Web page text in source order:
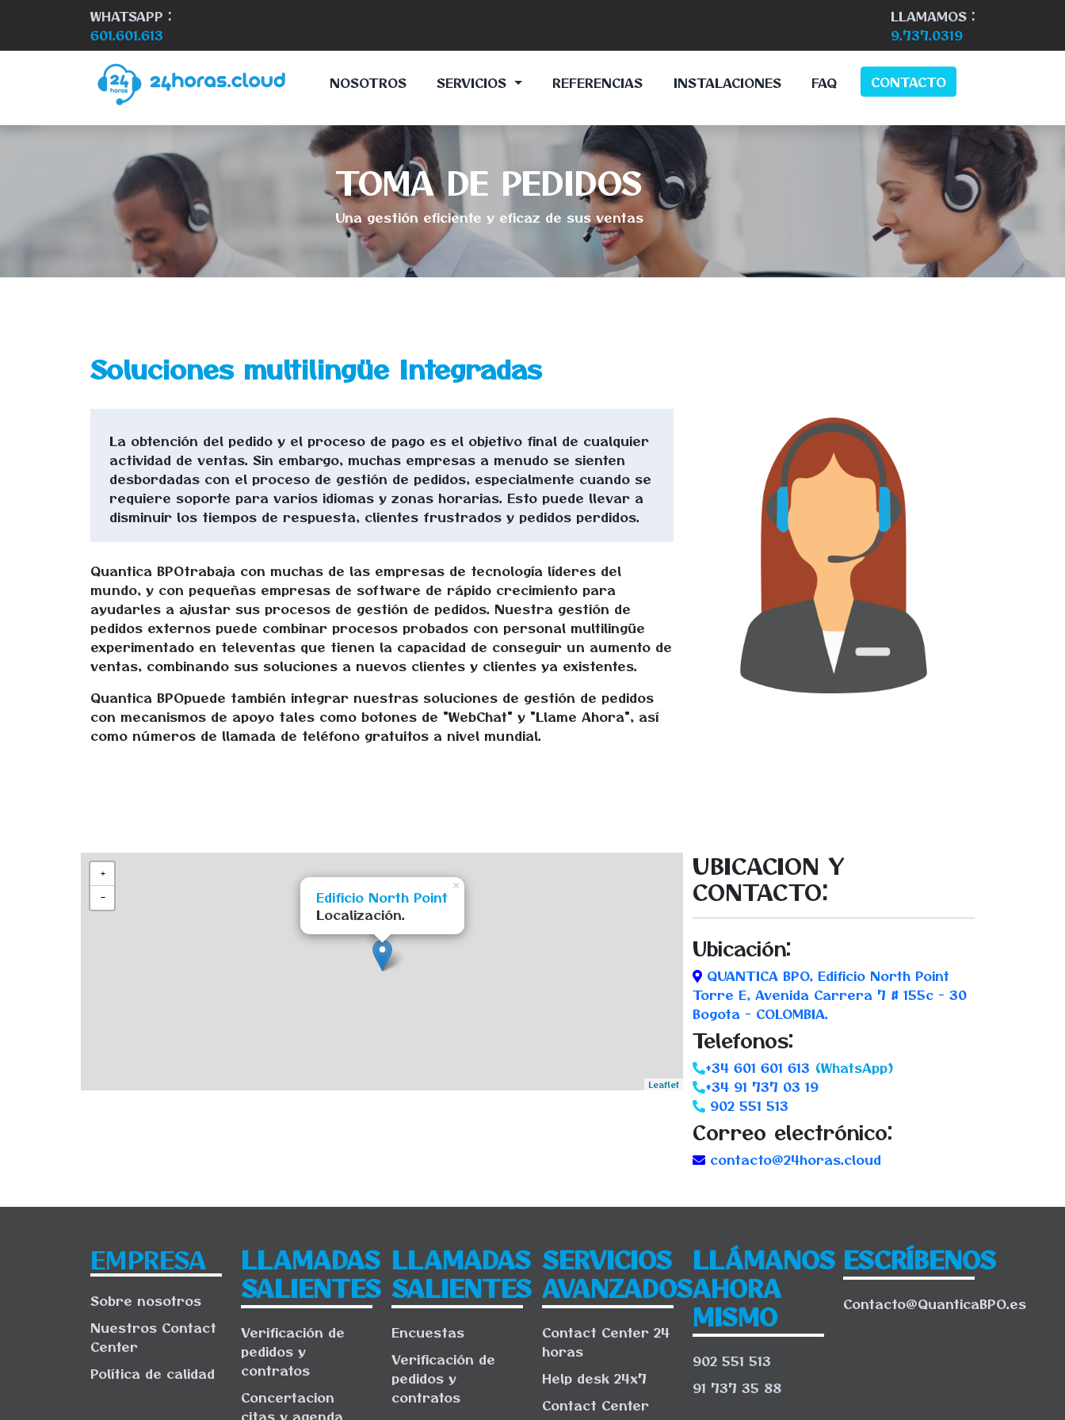
WHATSAPP :
601.601.613
LLAMAMOS :
9.737.0319
NOSOTROS SERVICIOS REFERENCIAS INSTALACIONES FAQ CONTACTO
TOMA DE PEDIDOS
Una gestión eficiente y eficaz de sus ventas
Soluciones multilingüe Integradas
La obtención del pedido y el proceso de pago es el objetivo final de cualquier
actividad de ventas. Sin embargo, muchas empresas a menudo se sienten
desbordadas con el proceso de gestión de pedidos, especialmente cuando se
requiere soporte para varios idiomas y zonas horarias. Esto puede llevar a
disminuir los tiempos de respuesta, clientes frustrados y pedidos perdidos.
Quantica BPOtrabaja con muchas de las empresas de tecnología líderes del
mundo, y con pequeñas empresas de software de rápido crecimiento para
ayudarles a ajustar sus procesos de gestión de pedidos. Nuestra gestión de
pedidos externos puede combinar procesos probados con personal multilingüe
experimentado en televentas que tienen la capacidad de conseguir un aumento de
ventas, combinando sus soluciones a nuevos clientes y clientes ya existentes.
Quantica BPOpuede también integrar nuestras soluciones de gestión de pedidos
con mecanismos de apoyo tales como botones de "WebChat" y "Llame Ahora", así
como números de llamada de teléfono gratuitos a nivel mundial.
Edificio North Point
Localización.
×
+
−
Leaflet
UBICACION Y
CONTACTO:
Ubicación:
QUANTICA BPO, Edificio North Point
Torre E, Avenida Carrera 7 # 155c - 30
Bogota - COLOMBIA.
Telefonos:
+34 601 601 613 (WhatsApp)
+34 91 737 03 19
902 551 513
Correo electrónico:
contacto@24horas.cloud
EMPRESA
Sobre nosotros
Nuestros Contact
Center
Política de calidad
LLAMADAS
SALIENTES
Verificación de
pedidos y
contratos
Concertacion
citas y agenda
LLAMADAS
SALIENTES
Encuestas
Verificación de
pedidos y
contratos
SERVICIOS
AVANZADOS
Contact Center 24
horas
Help desk 24x7
Contact Center
LLÁMANOS
AHORA
MISMO
902 551 513
91 737 35 88
ESCRÍBENOS
Contacto@QuanticaBPO.es